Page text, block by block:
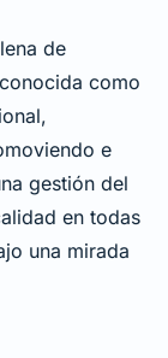
de
como
e
gestión del
en todas
una mirada